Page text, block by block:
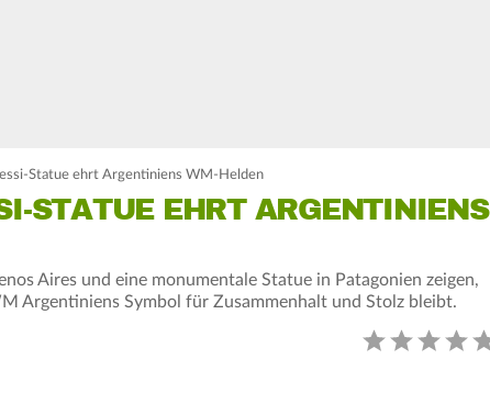
Statue ehrt Argentiniens WM-Helden
STATUE EHRT ARGENTINIENS
Aires und eine monumentale Statue in Patagonien zeigen,
Argentiniens Symbol für Zusammenhalt und Stolz bleibt.